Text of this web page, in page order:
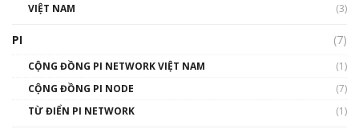
Talkshow 14: MemeCoin – Trò đùa tỷ đô
01:29:26
VIỆT NAM
(3)
PI (7)
CỘNG ĐỒNG PI NETWORK VIỆT NAM
(1)
CỘNG ĐỒNG PI NODE
(7)
TỪ ĐIỂN PI NETWORK
(1)